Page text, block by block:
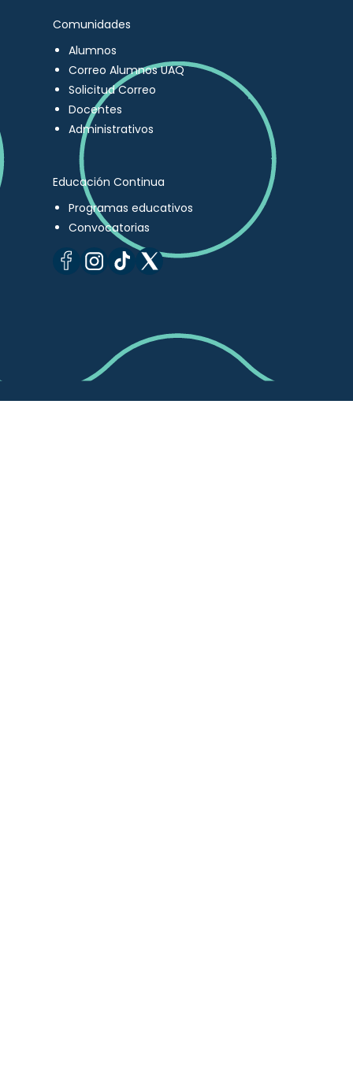
Comunidades
Alumnos
Correo Alumnos UAQ
Solicitud Correo
Docentes
Administrativos
Educación Continua
Programas educativos
Convocatorias